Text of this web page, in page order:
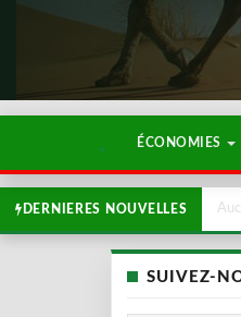
ÉCONOMIES
DERNIERES NOUVELLES
SUIVEZ-